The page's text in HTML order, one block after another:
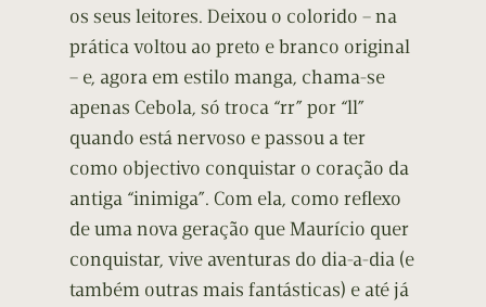
os seus leitores. Deixou o colorido – na
prática voltou ao preto e branco original
– e, agora em estilo manga, chama-se
apenas Cebola, só troca “rr” por “ll”
quando está nervoso e passou a ter
como objectivo conquistar o coração da
antiga “inimiga”. Com ela, como reflexo
de uma nova geração que Maurício quer
conquistar, vive aventuras do dia-a-dia (e
também outras mais fantásticas) e até já